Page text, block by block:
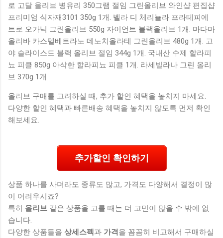
태블릿 거치형 저소음 블루투스 키보드, BK-500SB, 일반형, 블
랙 유니콘 멀티페어링 스마트폰 태...
로 고달 올리브 병유리 350그램 절임 그린올리브 와인샵 편집샵
프리미엄 식자재3101 350g 1개. 벨라 디 체리뇰라 프라테피에
트로 오가닉 그린올리브 550g 자이언트 블랙올리브 1개. 마다마
올리바 카스텔베트라노 데노치올라테 그린올리브 480g 1개. 고
야 슬라이스드 블랙 올리브 절임 344g 1개. 국내산 수제 할라피
뇨 피클 850g 아삭한 할라피뇨 피클 1개. 라세빌라나 그린 올리
브 370g 1개
올리브 구매를 고려하실 때, 추가 할인 혜택을 놓치지 마세요.
다양한 할인 혜택과 빠른배송 혜택을 놓치지 않도록 먼저 확인
해보세요.
추가할인 확인하기
상품 하나를 사더라도 종류도 많고, 가격도 다양해서 결정이 많
이 어려우시죠?
특히 올리브 같은 상품을 고를 때는 더 고민이 많을 수 밖에 없
습니다.
다양한 상품들을 상세스펙 과 가격 을 꼼꼼히 비교해서 구매하실